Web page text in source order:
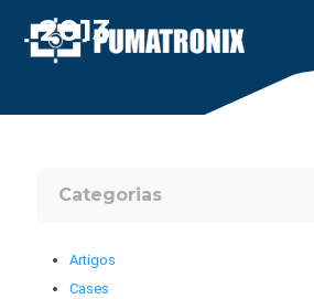
2013
Categorias
Artigos
Cases